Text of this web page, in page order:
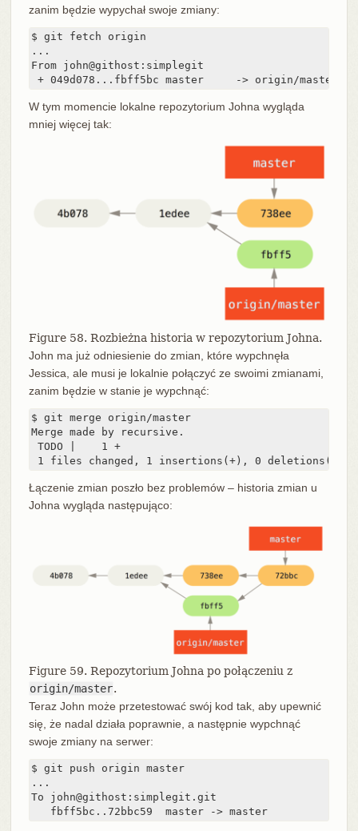
zanim będzie wypychał swoje zmiany:
$ git fetch origin
...
From john@githost:simplegit
+ 049d078...fbff5bc master     -> origin/master
W tym momencie lokalne repozytorium Johna wygląda
mniej więcej tak:
Figure 58. Rozbieżna historia w repozytorium Johna.
John ma już odniesienie do zmian, które wypchnęła
Jessica, ale musi je lokalnie połączyć ze swoimi zmianami,
zanim będzie w stanie je wypchnąć:
$ git merge origin/master
Merge made by recursive.
TODO |    1 +
1 files changed, 1 insertions(+), 0 deletions(-)
Łączenie zmian poszło bez problemów – historia zmian u
Johna wygląda następująco:
Figure 59. Repozytorium Johna po połączeniu z
origin/master.
Teraz John może przetestować swój kod tak, aby upewnić
się, że nadal działa poprawnie, a następnie wypchnąć
swoje zmiany na serwer:
$ git push origin master
...
To john@githost:simplegit.git
   fbff5bc..72bbc59  master -> master